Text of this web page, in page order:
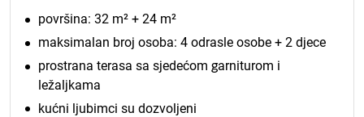
površina: 32 m² + 24 m²
maksimalan broj osoba: 4 odrasle osobe + 2 djece
prostrana terasa sa sjedećom garniturom i
ležaljkama
kućni ljubimci su dozvoljeni